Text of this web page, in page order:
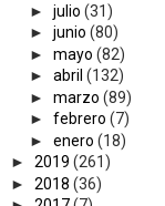
► julio (31)
► junio (80)
► mayo (82)
► abril (132)
► marzo (89)
► febrero (7)
► enero (18)
► 2019 (261)
► 2018 (36)